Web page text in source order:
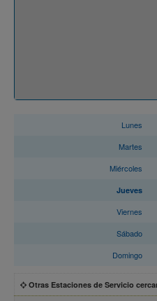
Lunes
Martes
Miércoles
Jueves
Viernes
Sábado
Domingo
Otras Estaciones de Servicio